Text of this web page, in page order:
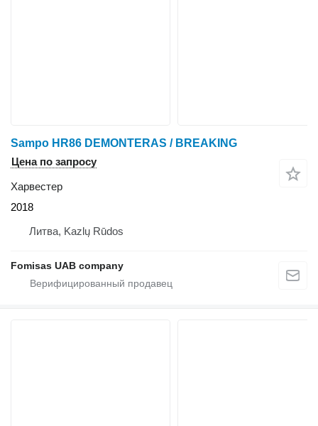
Sampo HR86 DEMONTERAS / BREAKING
Цена по запросу
Харвестер
2018
Литва, Kazlų Rūdos
Fomisas UAB company